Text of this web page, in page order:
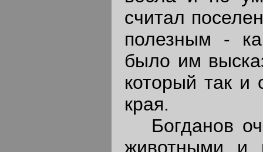
считал
полезным -
было им
который так
края.
Богданов
животными и